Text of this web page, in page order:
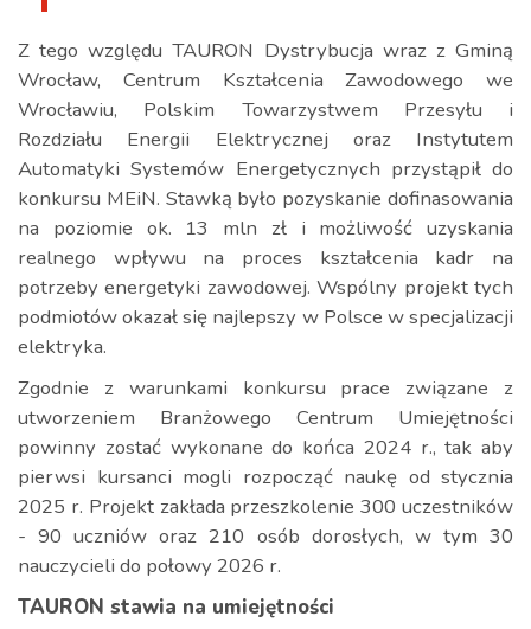
Z tego względu TAURON Dystrybucja wraz z Gminą
Wrocław, Centrum Kształcenia Zawodowego we
Wrocławiu, Polskim Towarzystwem Przesyłu i
Rozdziału Energii Elektrycznej oraz Instytutem
Automatyki Systemów Energetycznych przystąpił do
konkursu MEiN. Stawką było pozyskanie dofinasowania
na poziomie ok. 13 mln zł i możliwość uzyskania
realnego wpływu na proces kształcenia kadr na
potrzeby energetyki zawodowej. Wspólny projekt tych
podmiotów okazał się najlepszy w Polsce w specjalizacji
elektryka.
Zgodnie z warunkami konkursu prace związane z
utworzeniem Branżowego Centrum Umiejętności
powinny zostać wykonane do końca 2024 r., tak aby
pierwsi kursanci mogli rozpocząć naukę od stycznia
2025 r. Projekt zakłada przeszkolenie 300 uczestników
- 90 uczniów oraz 210 osób dorosłych, w tym 30
nauczycieli do połowy 2026 r.
TAURON stawia na umiejętności